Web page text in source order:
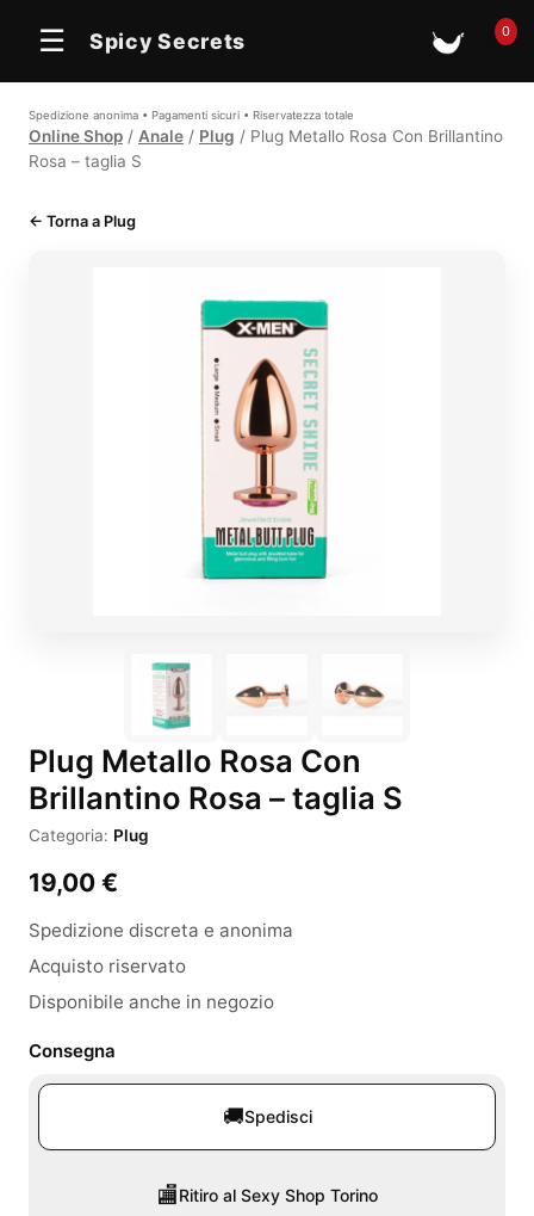
☰ Spicy Secrets 🛒0
Spedizione anonima • Pagamenti sicuri • Riservatezza totale
Online Shop / Anale / Plug / Plug Metallo Rosa Con Brillantino
Rosa – taglia S
← Torna a Plug
Plug Metallo Rosa Con
Brillantino Rosa – taglia S
Categoria: Plug
19,00 €
Spedizione discreta e anonima
Acquisto riservato
Disponibile anche in negozio
Consegna
🚚Spedisci
🏬Ritiro al Sexy Shop Torino